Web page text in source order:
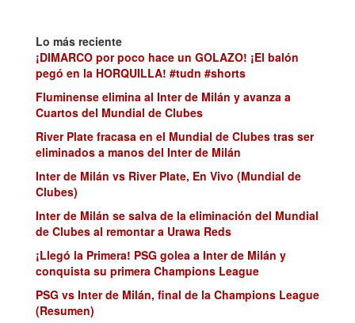
Lo más reciente
¡DIMARCO por poco hace un GOLAZO! ¡El balón
pegó en la HORQUILLA! #tudn #shorts
Fluminense elimina al Inter de Milán y avanza a
Cuartos del Mundial de Clubes
River Plate fracasa en el Mundial de Clubes tras ser
eliminados a manos del Inter de Milán
Inter de Milán vs River Plate, En Vivo (Mundial de
Clubes)
Inter de Milán se salva de la eliminación del Mundial
de Clubes al remontar a Urawa Reds
¡Llegó la Primera! PSG golea a Inter de Milán y
conquista su primera Champions League
PSG vs Inter de Milán, final de la Champions League
(Resumen)